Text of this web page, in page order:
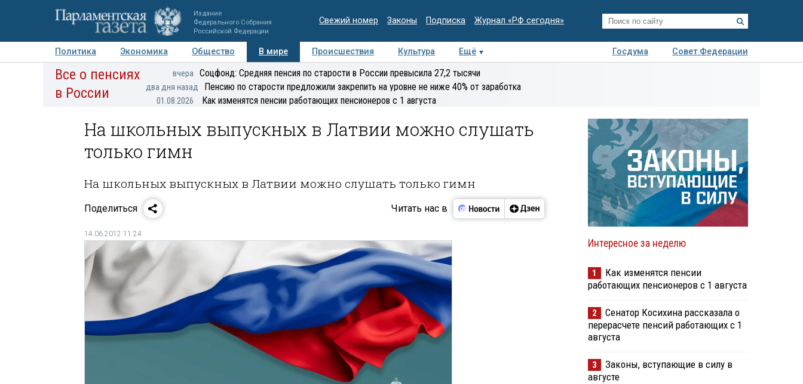
Издание
Федерального Собрания
Российской Федерации
Свежий номер Законы Подписка Журнал «РФ сегодня»
Политика Экономика Общество В мире Происшествия Культура Ещё Госдума
Совет Федерации
Авторы Персоны Мнения Регионы Медиацентр Интервью Колумнисты
экспертиза
Все о пенсиях
в России
вчера Соцфонд: Средняя пенсия по старости в России превысила 27,2 тысячи
два дня назад Пенсию по старости предложили закрепить на уровне не ниже 40% от заработка
01.08.2026 Как изменятся пенсии работающих пенсионеров с 1 августа
На школьных выпускных в Латвии можно слушать
только гимн
На школьных выпускных в Латвии можно слушать только гимн
Поделиться Читать нас в
14.06.2012 11:24
Интересное за неделю
1
Как изменятся пенсии
работающих пенсионеров с 1 августа
2
Сенатор Косихина рассказала о
перерасчете пенсий работающих с 1
августа
3
Законы, вступающие в силу в
августе